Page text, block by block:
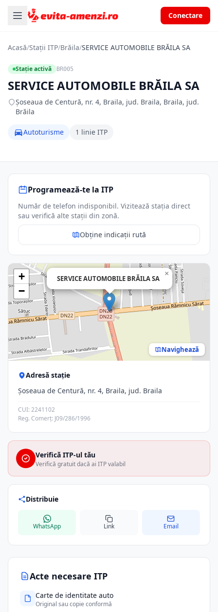
Conectare
Acasă/Stații ITP/Brăila/SERVICE AUTOMOBILE BRĂILA SA
Stație activă BR005
SERVICE AUTOMOBILE BRĂILA SA
Şoseaua de Centură, nr. 4, Braila, jud. Braila, Braila, jud.
Brăila
Autoturisme 1 linie ITP
Acte necesare ITP
Carte de identitate auto
Original sau copie conformă
Programează-te la ITP
Număr de telefon indisponibil. Vizitează stația direct
sau verifică alte stații din zonă.
Obține indicații rută
SERVICE AUTOMOBILE BRĂILA SA
×
+
−
Navighează
Adresă stație
Şoseaua de Centură, nr. 4, Braila, jud. Braila
CUI: 2241102
Reg. Comerț: J09/286/1996
Verifică ITP-ul tău
Verifică gratuit dacă ai ITP valabil
Distribuie
WhatsApp Link Email